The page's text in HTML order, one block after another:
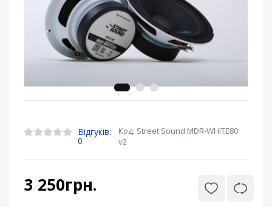
Відгуків:
0
Код: Street Sound MDR-WHITE80
v2
3 250грн.